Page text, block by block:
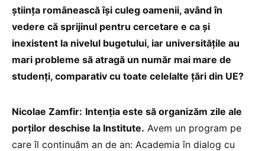
știința românească își culeg oamenii, având în
vedere că sprijinul pentru cercetare e ca și
inexistent la nivelul bugetului, iar universitățile au
mari probleme să atragă un număr mai mare de
studenți, comparativ cu toate celelalte țări din UE?
Nicolae Zamfir: Intenția este să organizăm zile ale
porților deschise la Institute. Avem un program pe
care îl continuăm an de an: Academia în dialog cu